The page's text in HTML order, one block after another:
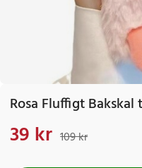
Rosa Fluffigt Bakskal
Nuvarande pris
39 kr 109 kr